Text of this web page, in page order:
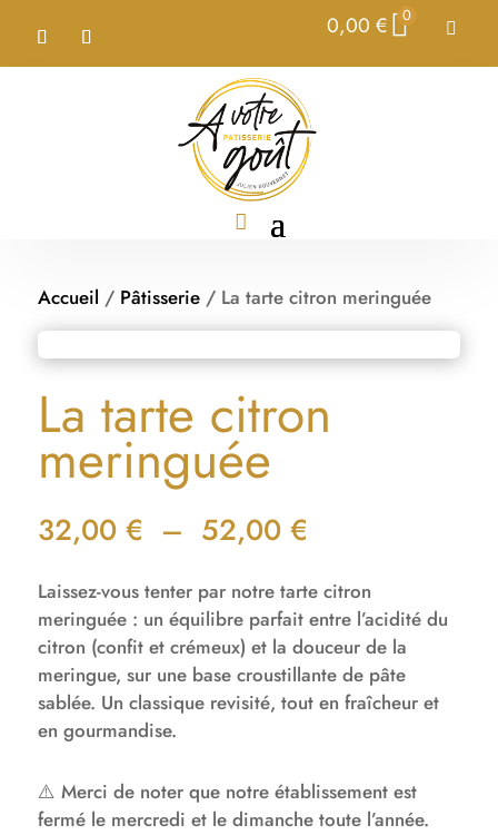
0,00 € 0

Accueil / Pâtisserie/ La tarte citron meringuée
La tarte citron
meringuée
32,00 € – 52,00 €
prix :
32,00 €
à
52,00 €
Laissez-vous tenter par notre tarte citron
meringuée : un équilibre parfait entre l’acidité du
citron (confit et crémeux) et la douceur de la
meringue, sur une base croustillante de pâte
sablée. Un classique revisité, tout en fraîcheur et
en gourmandise.
⚠️ Merci de noter que notre établissement est
fermé le mercredi et le dimanche toute l’année.